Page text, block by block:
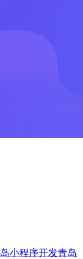
小程序开发青岛